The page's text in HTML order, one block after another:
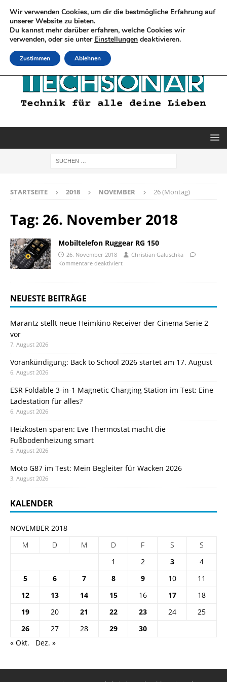
STARTSEITE 2018 NOVEMBER 26 (Montag)
Tag: 26. November 2018
Mobiltelefon Ruggear RG 150
26. November 2018
Christian Galuschka
Kommentare deaktiviert
NEUESTE BEITRÄGE
Marantz stellt neue Heimkino Receiver der Cinema Serie 2
vor
7. August 2026
Vorankündigung: Back to School 2026 startet am 17. August
6. August 2026
ESR Foldable 3-in-1 Magnetic Charging Station im Test: Eine
Ladestation für alles?
6. August 2026
Heizkosten sparen: Eve Thermostat macht die
Fußbodenheizung smart
5. August 2026
Moto G87 im Test: Mein Begleiter für Wacken 2026
3. August 2026
KALENDER
NOVEMBER 2018
M
D M D F S
S
1
2 3
4
5
6 7 8 9 10
11
12
13 14 15 16 17
18
19
20 21 22 23 24
25
26
27 28 29
30
« Okt.
Dez. »
Wir verwenden Cookies, um dir die bestmögliche Erfahrung auf
unserer Website zu bieten.
Du kannst mehr darüber erfahren, welche Cookies wir
verwenden, oder sie unter Einstellungen deaktivieren.
Zustimmen Ablehnen